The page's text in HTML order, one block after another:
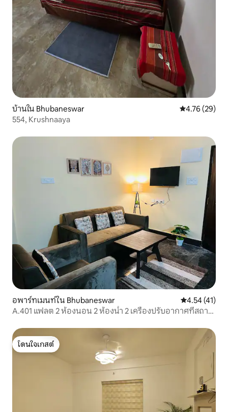
บ้านใน Bhubaneswar คะแนนเฉลี่ย
4.76 (29)
554, Krushnaaya
อพาร์ทเมนท์ใน Bhubaneswar คะแนนเฉลี่ย
4.54 (41)
A.401 แฟลต 2 ห้องนอน 2 ห้องน้ำ 2 เครื่องปรับอากาศที่สถานี
โดนใจเกสต์
โดนใจเกสต์